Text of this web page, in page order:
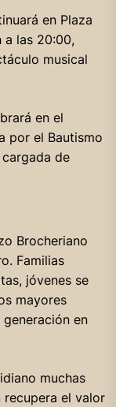
en Plaza
a las 20:00,
musical
en el
por el Bautismo
de
Brocheriano
Familias
jóvenes se
mayores
en
muchas
recupera el valor